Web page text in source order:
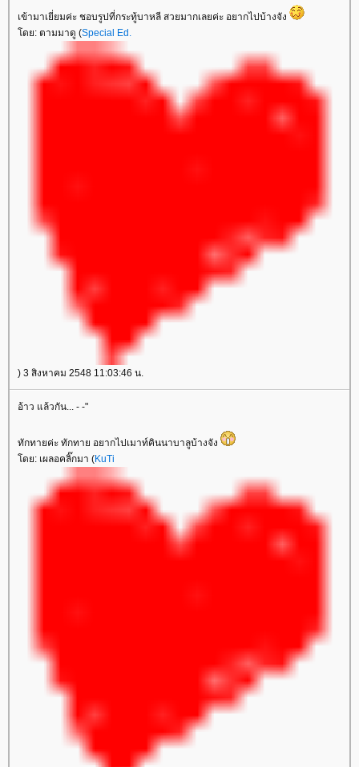
เข้ามาเยี่ยมค่ะ ชอบรูปที่กระทู้บาหลี สวยมากเลยค่ะ อยากไปบ้างจัง
ดย: ตามมาดู (Special Ed.
) 3 สิงหาคม 2548 11:03:46 น.
อ้าว แล้วกัน... - -"
ทักทายค่ะ ทักทาย อยากไปเมาท์คินนาบาลูบ้างจัง
ดย: เผลอคลิ๊กมา (KuTi